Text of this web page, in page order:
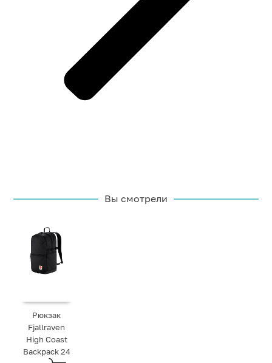
Вы смотрели
Рюкзак
Fjallraven
High Coast
Backpack 24